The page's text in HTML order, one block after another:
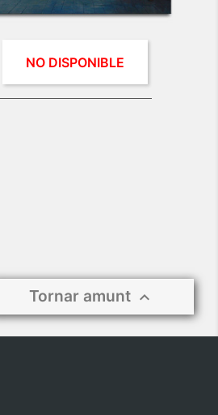
Mercat De Sabadell
NO DISPONIBLE
Tornar amunt 